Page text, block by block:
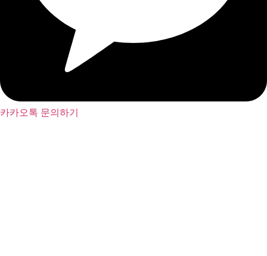
카카오톡 문의하기